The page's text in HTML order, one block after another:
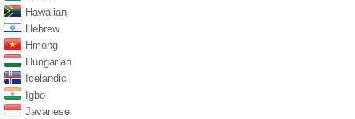
Hawaiian
Hebrew
Hmong
Hungarian
Icelandic
Igbo
Javanese